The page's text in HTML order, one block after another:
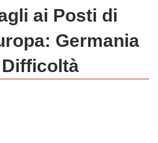
ai Posti di
Germania